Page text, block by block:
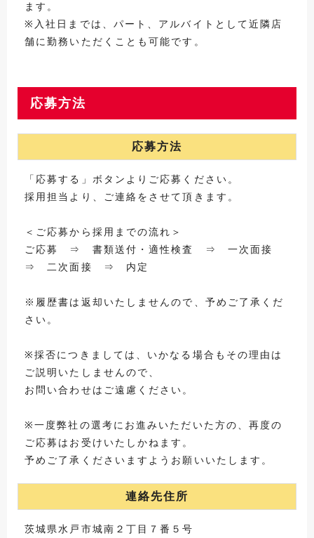
ます。
※入社日までは、パート、アルバイトとして近隣店
舗に勤務いただくことも可能です。
応募方法
応募方法
「応募する」ボタンよりご応募ください。
採用担当より、ご連絡をさせて頂きます。
＜ご応募から採用までの流れ＞
ご応募 ⇒ 書類送付・適性検査 ⇒ 一次面接
⇒ 二次面接 ⇒ 内定
※履歴書は返却いたしませんので、予めご了承くだ
さい。
※採否につきましては、いかなる場合もその理由は
ご説明いたしませんので、
お問い合わせはご遠慮ください。
※一度弊社の選考にお進みいただいた方の、再度の
ご応募はお受けいたしかねます。
予めご了承くださいますようお願いいたします。
連絡先住所
茨城県水戸市城南２丁目７番５号